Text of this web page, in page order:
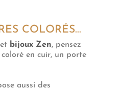
COLORÉS...
et bijoux Zen, pensez
en cuir, un porte
aussi des